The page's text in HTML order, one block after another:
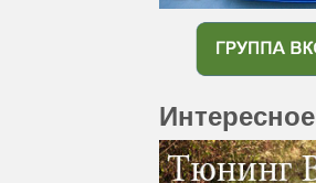
Интересное